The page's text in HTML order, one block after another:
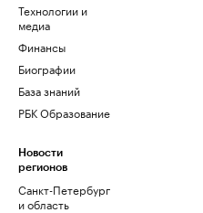
Технологии и
медиа
Финансы
Биографии
База знаний
РБК Образование
Новости
регионов
Санкт-Петербург
и область